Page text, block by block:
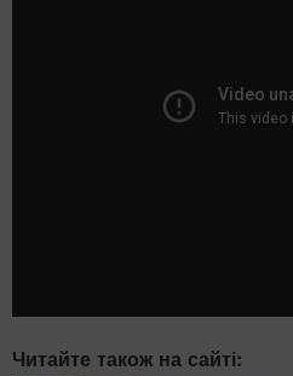
Читайте також на сайті: